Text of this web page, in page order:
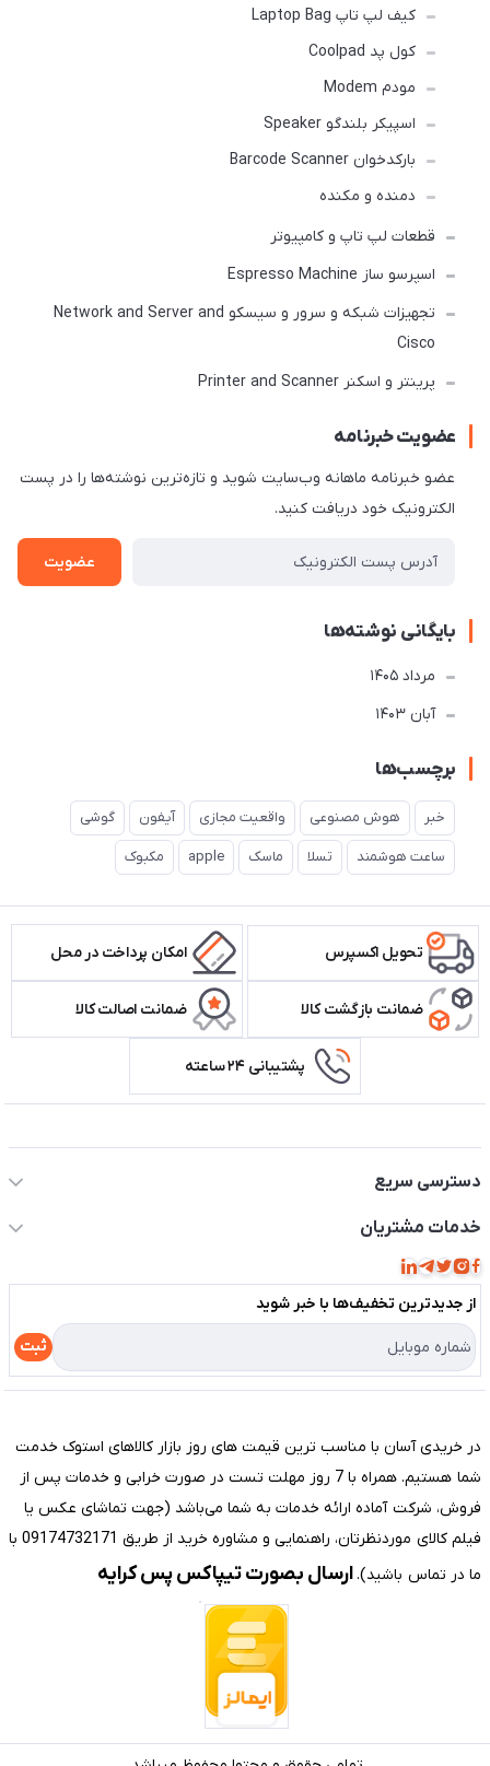
کیف لپ تاپ Laptop Bag
کول پد Coolpad
مودم Modem
اسپیکر بلندگو Speaker
بارکدخوان Barcode Scanner
دمنده و مکنده
قطعات لپ تاپ و کامپیوتر
اسپرسو ساز Espresso Machine
تجهیزات شبکه و سرور و سیسکو Network and Server and
Cisco
پرینتر و اسکنر Printer and Scanner
عضویت خبرنامه
عضو خبرنامه ماهانه وب‌سایت شوید و تازه‌ترین نوشته‌ها را در پست
الکترونیک خود دریافت کنید.
عضویت
بایگانی نوشته‌ها
مرداد 1405
آبان 1403
برچسب‌ها
خبر هوش مصنوعی واقعیت مجازی آیفون گوشی
ساعت هوشمند تسلا ماسک apple مکبوک
تحویل اکسپرس امکان پرداخت در محل
ضمانت بازگشت کالا ضمانت اصالت کالا
پشتیبانی ۲۴ ساعته
دسترسی سریع
حساب کاربری
مجله فروشگاه
لیست محصولات
درباره ما
تماس با ما
خدمات مشتریان
قوانین و مقررات
حریم خصوصی
راهنما
از جدید‌ترین تخفیف‌ها با‌ خبر شوید
ثبت
در خریدی آسان با مناسب ترین قیمت های روز بازار کالاهای استوک خدمت
شما هستیم. همراه با 7 روز مهلت تست در صورت خرابی و خدمات پس از
فروش، شرکت آماده ارائه خدمات به شما می‌باشد (جهت تماشای عکس یا
فیلم کالای موردنظرتان، راهنمایی و مشاوره خرید از طریق 09174732171 با
ما در تماس باشید).ارسال بصورت تیپاکس پس کرایه